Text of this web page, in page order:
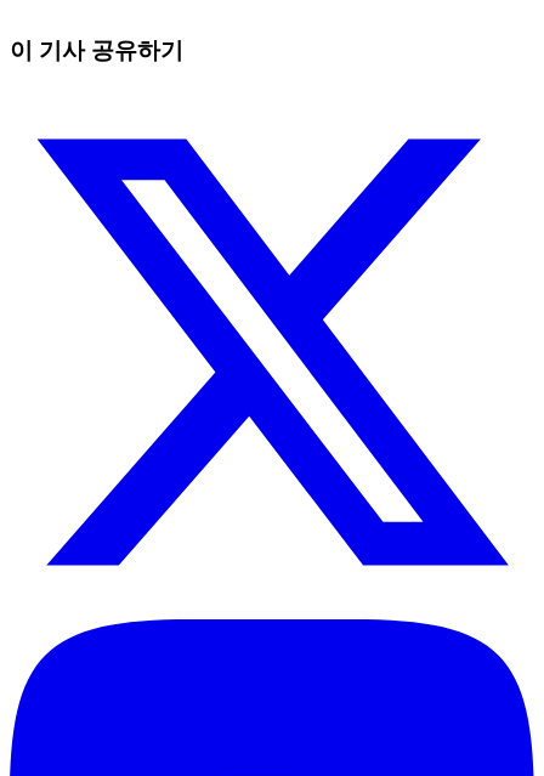
이 기사 공유하기